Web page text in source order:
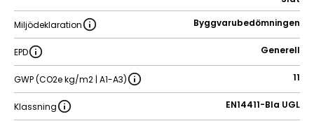
Miljödeklaration Byggvarubedömningen
EPD Generell
GWP (CO2e kg/m2 | A1-A3) 11
Klassning EN14411-BIa UGL